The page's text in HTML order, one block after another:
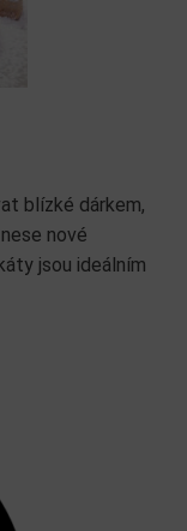
blízké dárkem,
nové
jsou ideálním